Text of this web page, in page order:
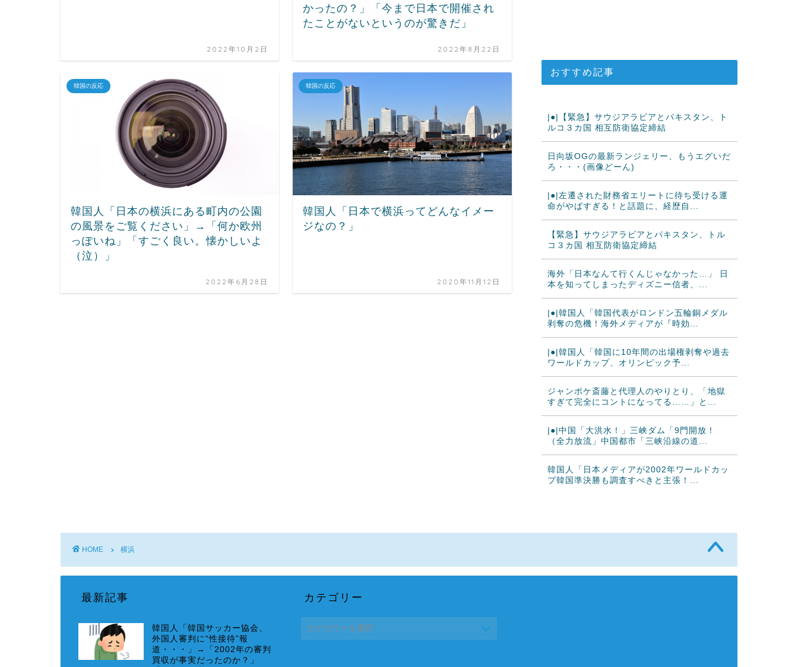
2022年10月2日
かったの？」「今まで日本で開催され
たことがないというのが驚きだ」
2022年8月22日
韓国の反応
韓国人「日本の横浜にある町内の公園
の風景をご覧ください」→「何か欧州
っぽいね」「すごく良い。懐かしいよ
（泣）」
2022年6月28日
韓国の反応
韓国人「日本で横浜ってどんなイメー
ジなの？」
2020年11月12日
おすすめ記事
|●|【緊急】サウジアラビアとパキスタン、ト
ルコ３カ国 相互防衛協定締結
日向坂OGの最新ランジェリー、もうエグいだ
ろ・・・(画像どーん)
|●|左遷された財務省エリートに待ち受ける運
命がやばすぎる！と話題に、経歴自...
【緊急】サウジアラビアとパキスタン、トル
コ３カ国 相互防衛協定締結
海外「日本なんて行くんじゃなかった…」 日
本を知ってしまったディズニー信者、...
|●|韓国人「韓国代表がロンドン五輪銅メダル
剥奪の危機！海外メディアが『時効...
|●|韓国人「韓国に10年間の出場権剥奪や過去
ワールドカップ、オリンピック予...
ジャンポケ斎藤と代理人のやりとり、「地獄
すぎて完全にコントになってる……」と...
|●|中国「大洪水！」三峡ダム「9門開放！
（全力放流」中国都市「三峡沿線の道...
韓国人「日本メディアが2002年ワールドカッ
プ韓国準決勝も調査すべきと主張！...
韓国人「熊本地震で見る日本の土木技術の完
HOME 横浜
最新記事
韓国人「韓国サッカー協会、
外国人審判に“性接待”報
道・・・」→「2002年の審判
買収が事実だったのか？」
カテゴリー